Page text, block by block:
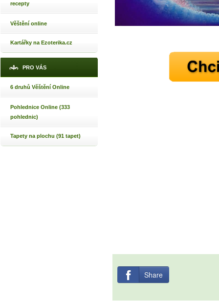
recepty
Věštění online
Kartářky na Ezoterika.cz
PRO VÁS
6 druhů Věštění Online
Pohlednice Online (333
pohlednic)
Tapety na plochu (91 tapet)
Share